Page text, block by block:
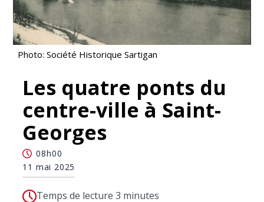
Photo: Société Historique Sartigan
Les quatre ponts du
centre-ville à Saint-
Georges
08h00
11 mai 2025
Temps de lecture 3 minutes